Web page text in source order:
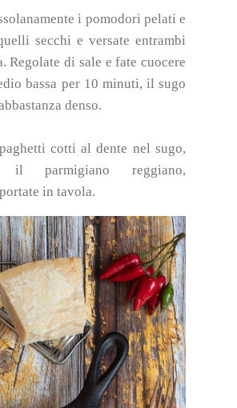
i pomodori pelati e
secchi e versate entrambi
Regolate di sale e fate cuocere
bassa per 10 minuti, il sugo
denso.
cotti al dente nel sugo,
il parmigiano reggiano,
in tavola.